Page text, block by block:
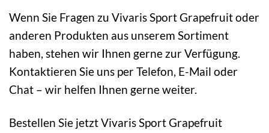
Wenn Sie Fragen zu Vivaris Sport Grapefruit oder
anderen Produkten aus unserem Sortiment
haben, stehen wir Ihnen gerne zur Verfügung.
Kontaktieren Sie uns per Telefon, E-Mail oder
Chat – wir helfen Ihnen gerne weiter.
Bestellen Sie jetzt Vivaris Sport Grapefruit